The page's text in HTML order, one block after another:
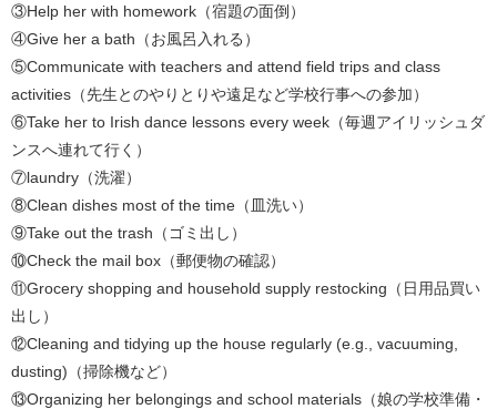
③Help her with homework（宿題の面倒）
④Give her a bath（お風呂入れる）
⑤Communicate with teachers and attend field trips and class
activities（先生とのやりとりや遠足など学校行事への参加）
⑥Take her to Irish dance lessons every week（毎週アイリッシュダ
ンスへ連れて行く）
⑦laundry（洗濯）
⑧Clean dishes most of the time（皿洗い）
⑨Take out the trash（ゴミ出し）
⑩Check the mail box（郵便物の確認）
⑪Grocery shopping and household supply restocking（日用品買い
出し）
⑫Cleaning and tidying up the house regularly (e.g., vacuuming,
dusting)（掃除機など）
⑬Organizing her belongings and school materials（娘の学校準備・